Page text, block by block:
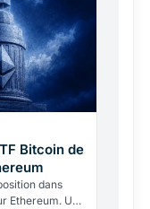
Bitcoin de
dans
Ethereum. Un